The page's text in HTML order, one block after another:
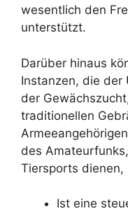
wesentlich den
unterstützt.
Darüber hinaus
Instanzen, die der
der
traditionellen
des
Tiersports
Ist eine